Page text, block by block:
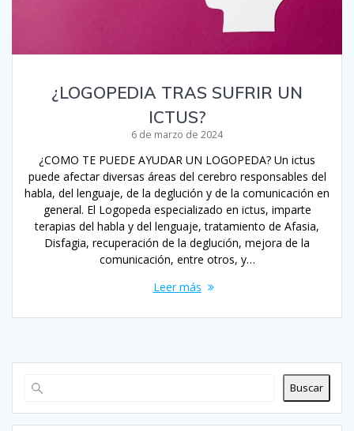
¿LOGOPEDIA TRAS SUFRIR UN
ICTUS?
6 de marzo de 2024
¿COMO TE PUEDE AYUDAR UN LOGOPEDA? Un ictus
puede afectar diversas áreas del cerebro responsables del
habla, del lenguaje, de la deglución y de la comunicación en
general. El Logopeda especializado en ictus, imparte
terapias del habla y del lenguaje, tratamiento de Afasia,
Disfagia, recuperación de la deglución, mejora de la
comunicación, entre otros, y…
Leer más
Buscar